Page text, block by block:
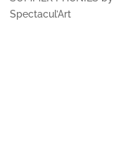
Spectacul’Art